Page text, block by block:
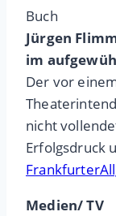
Buch
Jürgen
im
Der vor
nicht
Erfolgsdruck
Medien/ TV